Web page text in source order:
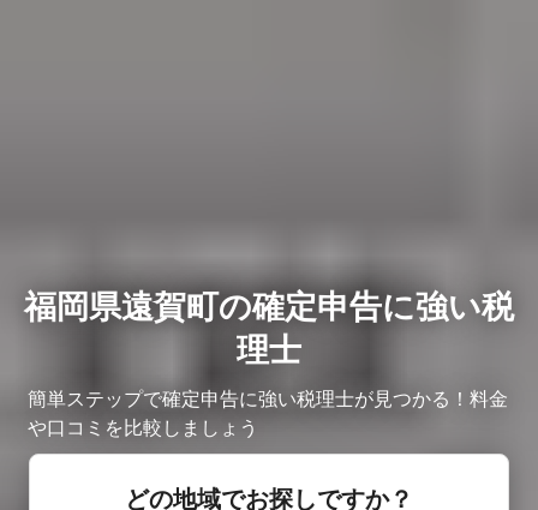
福岡県遠賀町の確定申告に強い税
理士
簡単ステップで確定申告に強い税理士が見つかる！料金
や口コミを比較しましょう
どの地域でお探しですか？